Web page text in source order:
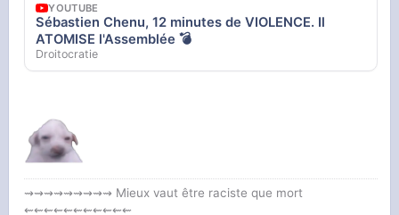
YOUTUBE
Sébastien Chenu, 12 minutes de VIOLENCE. Il
ATOMISE l'Assemblée 💣
Droitocratie
⇝⇝⇝⇝⇝⇝⇝⇝⇝ Mieux vaut être raciste que mort
⇜⇜⇜⇜⇜⇜⇜⇜⇜⇜⇜